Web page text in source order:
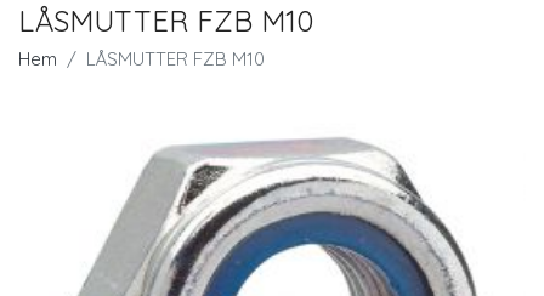
LÅSMUTTER FZB M10
Hem LÅSMUTTER FZB M10